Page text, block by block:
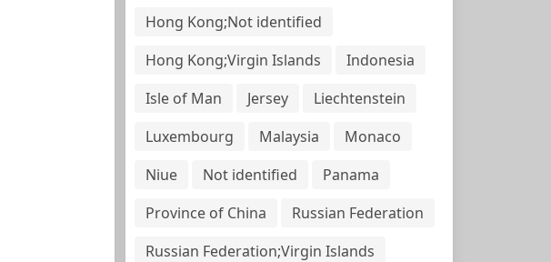
Hong Kong;Not identified
Hong Kong;Virgin Islands
Indonesia
Isle of Man
Jersey
Liechtenstein
Luxembourg
Malaysia
Monaco
Niue
Not identified
Panama
Province of China
Russian Federation
Russian Federation;Virgin Islands